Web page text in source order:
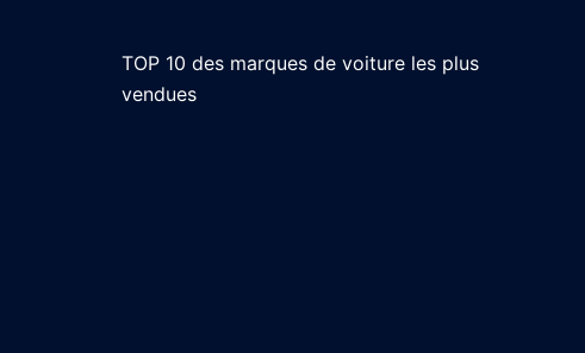
TOP 10 des marques de voiture les plus
vendues